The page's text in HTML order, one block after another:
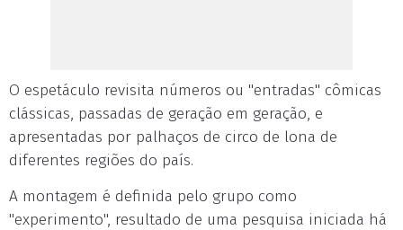
O espetáculo revisita números ou "entradas" cômicas
clássicas, passadas de geração em geração, e
apresentadas por palhaços de circo de lona de
diferentes regiões do país.
A montagem é definida pelo grupo como
"experimento", resultado de uma pesquisa iniciada há